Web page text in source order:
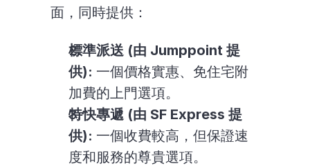
面，同時提供：
標準派送 (由 Jumppoint 提
供): 一個價格實惠、免住宅附
加費的上門選項。
特快專遞 (由 SF Express 提
供): 一個收費較高，但保證速
度和服務的尊貴選項。